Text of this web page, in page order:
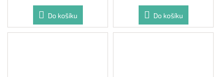
Do košíku Do košíku